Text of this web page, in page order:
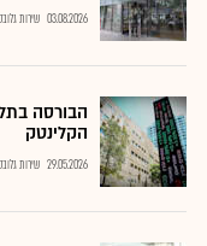
03.08.2026 שירות
הבורסה
הקלינטק
29.05.2026 שירות